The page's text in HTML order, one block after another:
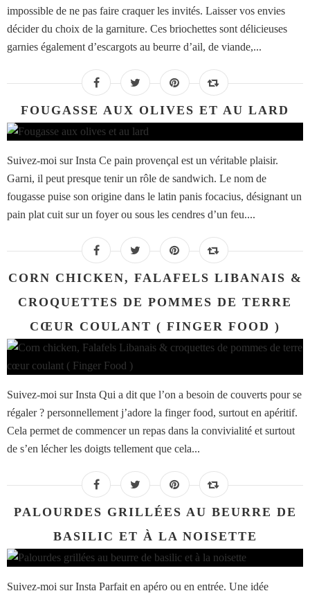
impossible de ne pas faire craquer les invités. Laisser vos envies
décider du choix de la garniture. Ces briochettes sont délicieuses
garnies également d’escargots au beurre d’ail, de viande,...
FOUGASSE AUX OLIVES ET AU LARD
Suivez-moi sur Insta Ce pain provençal est un véritable plaisir.
Garni, il peut presque tenir un rôle de sandwich. Le nom de
fougasse puise son origine dans le latin panis focacius, désignant un
pain plat cuit sur un foyer ou sous les cendres d’un feu....
CORN CHICKEN, FALAFELS LIBANAIS &
CROQUETTES DE POMMES DE TERRE
CŒUR COULANT ( FINGER FOOD )
Suivez-moi sur Insta Qui a dit que l’on a besoin de couverts pour se
régaler ? personnellement j’adore la finger food, surtout en apéritif.
Cela permet de commencer un repas dans la convivialité et surtout
de s’en lécher les doigts tellement que cela...
PALOURDES GRILLÉES AU BEURRE DE
BASILIC ET À LA NOISETTE
Suivez-moi sur Insta Parfait en apéro ou en entrée. Une idée